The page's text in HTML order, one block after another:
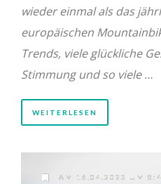
wieder einmal als das
europäischen
Trends, viele glückliche
Stimmung und so viele …
WEITERLESEN
AM 16.04.2023 UM